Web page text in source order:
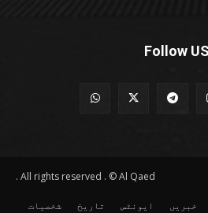
Follow US
All rights reserved . © Al Qaed .
خبریں ایونٹس تاریخ شخصیات